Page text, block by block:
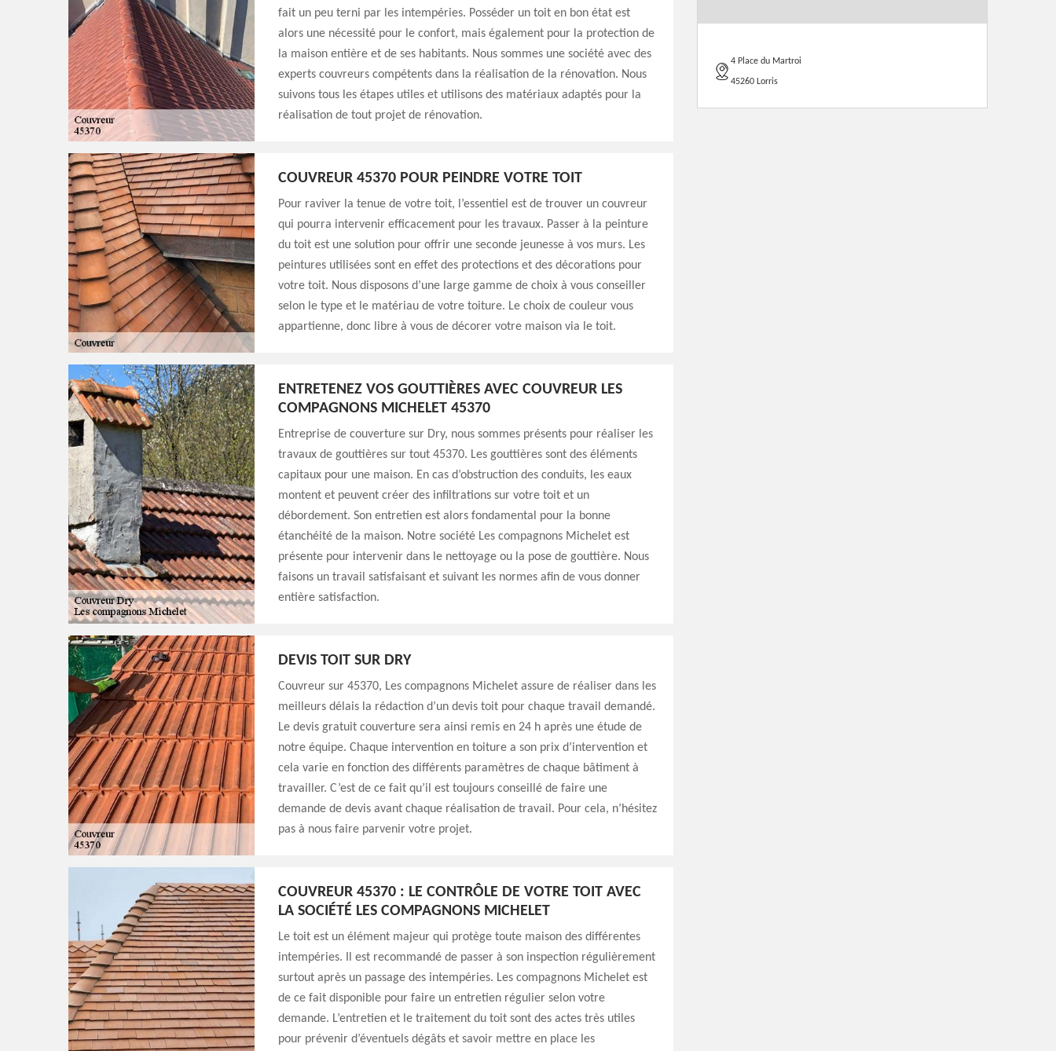
fait un peu terni par les intempéries. Posséder un toit en bon état est
alors une nécessité pour le confort, mais également pour la protection de
la maison entière et de ses habitants. Nous sommes une société avec des
experts couvreurs compétents dans la réalisation de la rénovation. Nous
suivons tous les étapes utiles et utilisons des matériaux adaptés pour la
réalisation de tout projet de rénovation.
COUVREUR 45370 POUR PEINDRE VOTRE TOIT
Pour raviver la tenue de votre toit, l’essentiel est de trouver un couvreur
qui pourra intervenir efficacement pour les travaux. Passer à la peinture
du toit est une solution pour offrir une seconde jeunesse à vos murs. Les
peintures utilisées sont en effet des protections et des décorations pour
votre toit. Nous disposons d’une large gamme de choix à vous conseiller
selon le type et le matériau de votre toiture. Le choix de couleur vous
appartienne, donc libre à vous de décorer votre maison via le toit.
ENTRETENEZ VOS GOUTTIÈRES AVEC COUVREUR LES
COMPAGNONS MICHELET 45370
Entreprise de couverture sur Dry, nous sommes présents pour réaliser les
travaux de gouttières sur tout 45370. Les gouttières sont des éléments
capitaux pour une maison. En cas d’obstruction des conduits, les eaux
montent et peuvent créer des infiltrations sur votre toit et un
débordement. Son entretien est alors fondamental pour la bonne
étanchéité de la maison. Notre société Les compagnons Michelet est
présente pour intervenir dans le nettoyage ou la pose de gouttière. Nous
faisons un travail satisfaisant et suivant les normes afin de vous donner
entière satisfaction.
DEVIS TOIT SUR DRY
Couvreur sur 45370, Les compagnons Michelet assure de réaliser dans les
meilleurs délais la rédaction d’un devis toit pour chaque travail demandé.
Le devis gratuit couverture sera ainsi remis en 24 h après une étude de
notre équipe. Chaque intervention en toiture a son prix d’intervention et
cela varie en fonction des différents paramètres de chaque bâtiment à
travailler. C’est de ce fait qu’il est toujours conseillé de faire une
demande de devis avant chaque réalisation de travail. Pour cela, n’hésitez
pas à nous faire parvenir votre projet.
COUVREUR 45370 : LE CONTRÔLE DE VOTRE TOIT AVEC
LA SOCIÉTÉ LES COMPAGNONS MICHELET
Le toit est un élément majeur qui protège toute maison des différentes
intempéries. Il est recommandé de passer à son inspection régulièrement
surtout après un passage des intempéries. Les compagnons Michelet est
de ce fait disponible pour faire un entretien régulier selon votre
demande. L’entretien et le traitement du toit sont des actes très utiles
pour prévenir d’éventuels dégâts et savoir mettre en place les
4 Place du Martroi
45260 Lorris